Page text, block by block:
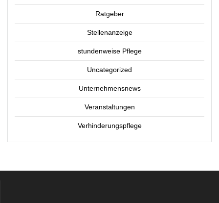
Ratgeber
Stellenanzeige
stundenweise Pflege
Uncategorized
Unternehmensnews
Veranstaltungen
Verhinderungspflege